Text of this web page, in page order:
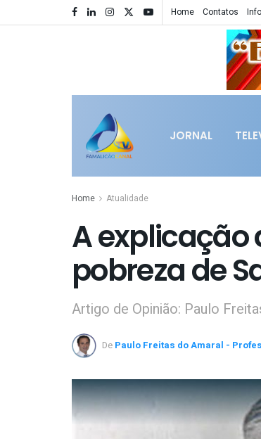
Home Contatos
JORNAL
Home Atualidade
A explicação
pobreza de
Artigo de Opinião: Paulo
De Paulo Freitas do Amaral -